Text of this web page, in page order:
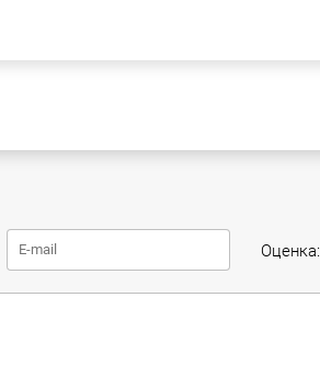
Оценка: